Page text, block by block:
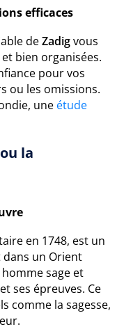
efficaces
deZadigvous
bien organisées.
pour vos
ou les omissions.
une étude
la
en 1748, est un
un Orient
sage et
ses épreuves. Ce
comme la sagesse,